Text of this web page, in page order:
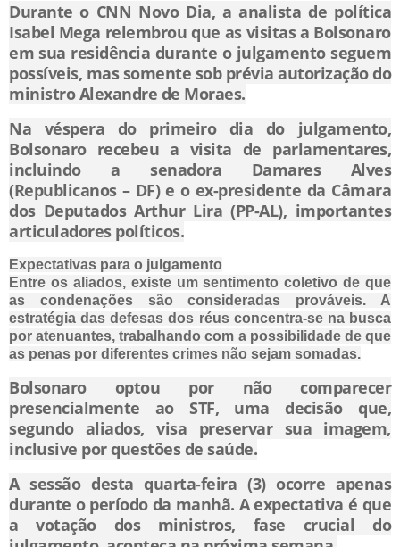
Durante o CNN Novo Dia, a analista de política
Isabel Mega relembrou que as visitas a Bolsonaro
em sua residência durante o julgamento seguem
possíveis, mas somente sob prévia autorização do
ministro Alexandre de Moraes.
Na véspera do primeiro dia do julgamento,
Bolsonaro recebeu a visita de parlamentares,
incluindo a senadora Damares Alves
(Republicanos – DF) e o ex-presidente da Câmara
dos Deputados Arthur Lira (PP-AL), importantes
articuladores políticos.
Expectativas para o julgamento
Entre os aliados, existe um sentimento coletivo de que
as condenações são consideradas prováveis. A
estratégia das defesas dos réus concentra-se na busca
por atenuantes, trabalhando com a possibilidade de que
as penas por diferentes crimes não sejam somadas.
Bolsonaro optou por não comparecer
presencialmente ao STF, uma decisão que,
segundo aliados, visa preservar sua imagem,
inclusive por questões de saúde.
A sessão desta quarta-feira (3) ocorre apenas
durante o período da manhã. A expectativa é que
a votação dos ministros, fase crucial do